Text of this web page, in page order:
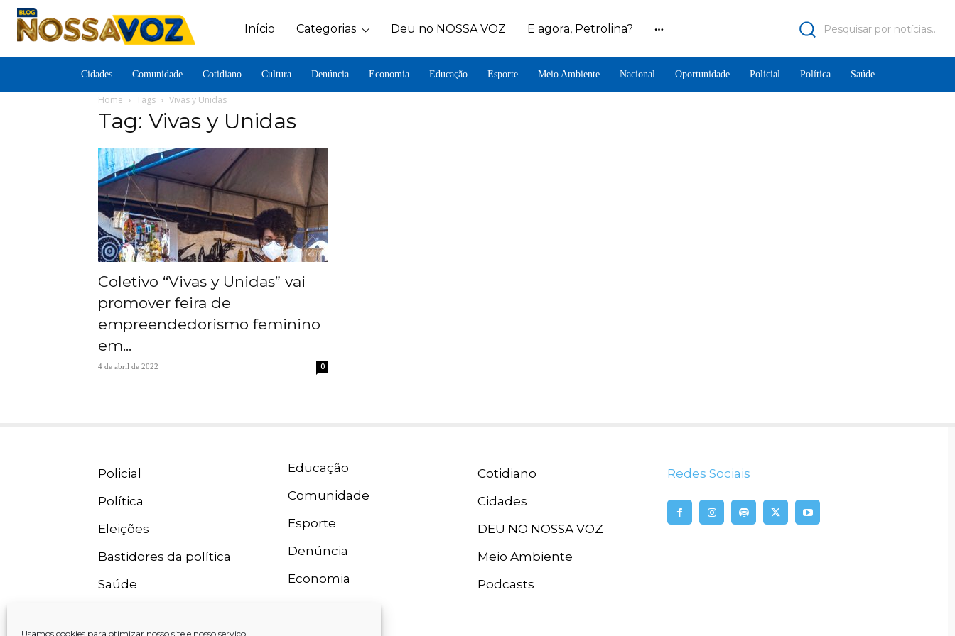
Usamos cookies para otimizar nosso site e nosso serviço.
Início Categorias Deu no NOSSA VOZ E agora, Petrolina? Pesquisar por notícias...
Cidades Comunidade Cotidiano Cultura Denúncia Economia Educação Esporte Meio Ambiente Nacional Oportunidade Policial Política Saúde
Home Tags Vivas y Unidas
Tag: Vivas y Unidas
Coletivo “Vivas y Unidas” vai
promover feira de
empreendedorismo feminino
em...
4 de abril de 2022 0
Policial
Política
Eleições
Bastidores da política
Saúde
Educação
Comunidade
Esporte
Denúncia
Economia
Cotidiano
Cidades
DEU NO NOSSA VOZ
Meio Ambiente
Podcasts
Redes Sociais